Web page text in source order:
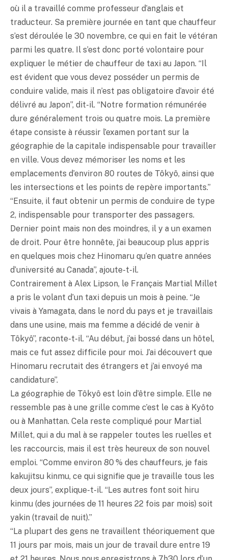
où il a travaillé comme professeur d’anglais et
traducteur. Sa première journée en tant que chauffeur
s’est déroulée le 30 novembre, ce qui en fait le vétéran
parmi les quatre. Il s’est donc porté volontaire pour
expliquer le métier de chauffeur de taxi au Japon. “Il
est évident que vous devez posséder un permis de
conduire valide, mais il n’est pas obligatoire d’avoir été
délivré au Japon”, dit-il. “Notre formation rémunérée
dure généralement trois ou quatre mois. La première
étape consiste à réussir l’examen portant sur la
géographie de la capitale indispensable pour travailler
en ville. Vous devez mémoriser les noms et les
emplacements d’environ 80 routes de Tôkyô, ainsi que
les intersections et les points de repère importants.”
“Ensuite, il faut obtenir un permis de conduire de type
2, indispensable pour transporter des passagers.
Dernier point mais non des moindres, il y a un examen
de droit. Pour être honnête, j’ai beaucoup plus appris
en quelques mois chez Hinomaru qu’en quatre années
d’université au Canada”, ajoute-t-il.
Contrairement à Alex Lipson, le Français Martial Millet
a pris le volant d’un taxi depuis un mois à peine. “Je
vivais à Yamagata, dans le nord du pays et je travaillais
dans une usine, mais ma femme a décidé de venir à
Tôkyô”, raconte-t-il. “Au début, j’ai bossé dans un hôtel,
mais ce fut assez difficile pour moi. J’ai découvert que
Hinomaru recrutait des étrangers et j’ai envoyé ma
candidature”.
La géographie de Tôkyô est loin d’être simple. Elle ne
ressemble pas à une grille comme c’est le cas à Kyôto
ou à Manhattan. Cela reste compliqué pour Martial
Millet, qui a du mal à se rappeler toutes les ruelles et
les raccourcis, mais il est très heureux de son nouvel
emploi. “Comme environ 80 % des chauffeurs, je fais
kakujitsu kinmu, ce qui signifie que je travaille tous les
deux jours”, explique-t-il. “Les autres font soit hiru
kinmu (des journées de 11 heures 22 fois par mois) soit
yakin (travail de nuit).”
“La plupart des gens ne travaillent théoriquement que
11 jours par mois, mais un jour de travail dure entre 19